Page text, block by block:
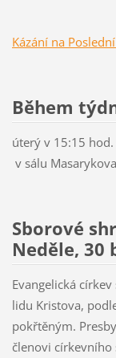
Kázání na
Během
úterý v 15:15
v sálu
Sborové
Neděle, 30
Evangelická
lidu Kristova,
pokřtěným.
členovi